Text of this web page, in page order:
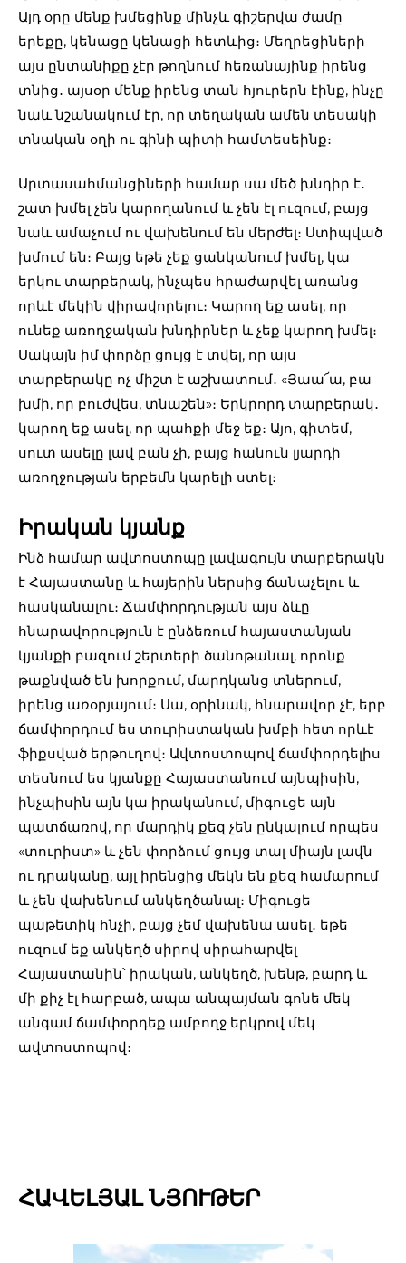
Այդ օրը մենք խմեցինք մինչև գիշերվա ժամը
երեքը, կենացը կենացի հետևից։ Մեղրեցիների
այս ընտանիքը չէր թողնում հեռանայինք իրենց
տնից․ այսօր մենք իրենց տան հյուրերն էինք, ինչը
նաև նշանակում էր, որ տեղական ամեն տեսակի
տնական օղի ու գինի պիտի համտեսեինք։
Արտասահմանցիների համար սա մեծ խնդիր է․
շատ խմել չեն կարողանում և չեն էլ ուզում, բայց
նաև ամաչում ու վախենում են մերժել։ Ստիպված
խմում են։ Բայց եթե չեք ցանկանում խմել, կա
երկու տարբերակ, ինչպես հրաժարվել առանց
որևէ մեկին վիրավորելու։ Կարող եք ասել, որ
ունեք առողջական խնդիրներ և չեք կարող խմել։
Սակայն իմ փորձը ցույց է տվել, որ այս
տարբերակը ոչ միշտ է աշխատում․ «Յաա՜ա, բա
խմի, որ բուժվես, տնաշեն»։ Երկրորդ տարբերակ․
կարող եք ասել, որ պահքի մեջ եք։ Այո, գիտեմ,
սուտ ասելը լավ բան չի, բայց հանուն լյարդի
առողջության երբեմն կարելի ստել։
Իրական կյանք
Ինձ համար ավտոստոպը լավագույն տարբերակն
է Հայաստանը և հայերին ներսից ճանաչելու և
հասկանալու։ Ճամփորդության այս ձևը
հնարավորություն է ընձեռում հայաստանյան
կյանքի բազում շերտերի ծանոթանալ, որոնք
թաքնված են խորքում, մարդկանց տներում,
իրենց առօրյայում։ Սա, օրինակ, հնարավոր չէ, երբ
ճամփորդում ես տուրիստական խմբի հետ որևէ
ֆիքսված երթուղով։ Ավտոստոպով ճամփորդելիս
տեսնում ես կյանքը Հայաստանում այնպիսին,
ինչպիսին այն կա իրականում, միգուցե այն
պատճառով, որ մարդիկ քեզ չեն ընկալում որպես
«տուրիստ» և չեն փորձում ցույց տալ միայն լավն
ու դրականը, այլ իրենցից մեկն են քեզ համարում
և չեն վախենում անկեղծանալ։ Միգուցե
պաթետիկ հնչի, բայց չեմ վախենա ասել․ եթե
ուզում եք անկեղծ սիրով սիրահարվել
Հայաստանին՝ իրական, անկեղծ, խենթ, բարդ և
մի քիչ էլ հարբած, ապա անպայման գոնե մեկ
անգամ ճամփորդեք ամբողջ երկրով մեկ
ավտոստոպով։
ՀԱՎԵԼՅԱԼ ՆՅՈՒԹԵՐ